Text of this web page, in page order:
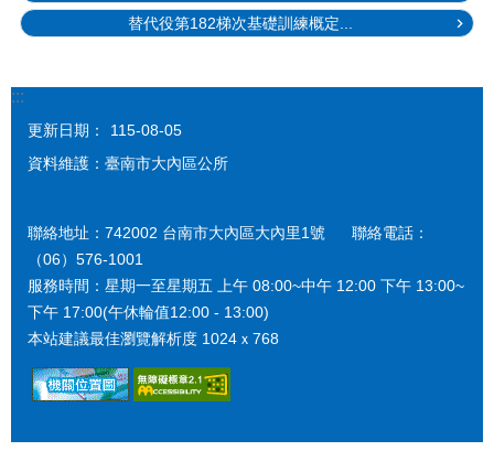
替代役第182梯次基礎訓練概定...
:::
更新日期：
115-08-05
資料維護：臺南市大內區公所
聯絡地址：742002 台南市大內區大內里1號 聯絡電話：
（06）576-1001
服務時間：星期一至星期五 上午 08:00~中午 12:00 下午 13:00~
下午 17:00(午休輪值12:00 - 13:00)
本站建議最佳瀏覽解析度 1024ｘ768